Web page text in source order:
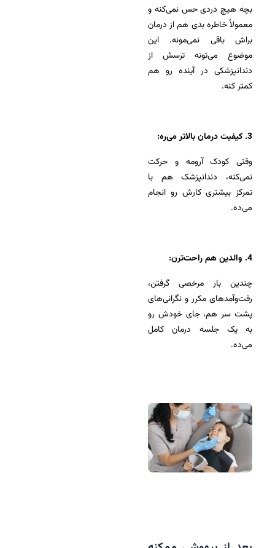
بچه هیچ دردی حس نمی‌کنه و
معمولاً خاطره بدی هم از درمان
براش باقی نمی‌مونه. این
موضوع می‌تونه ترسش از
دندانپزشکی در آینده رو هم
کمتر کنه.
3. کیفیت درمان بالاتر می‌ره:
وقتی کودک آرومه و حرکت
نمی‌کنه، دندانپزشک هم با
تمرکز بیشتری کارش رو انجام
می‌ده.
4. والدین هم راحت‌ترن:
چندین بار مرخصی گرفتن،
رفت‌وآمدهای مکرر و نگرانی‌های
پشت سر هم، جای خودش رو
به یک جلسه درمان کامل
می‌ده.